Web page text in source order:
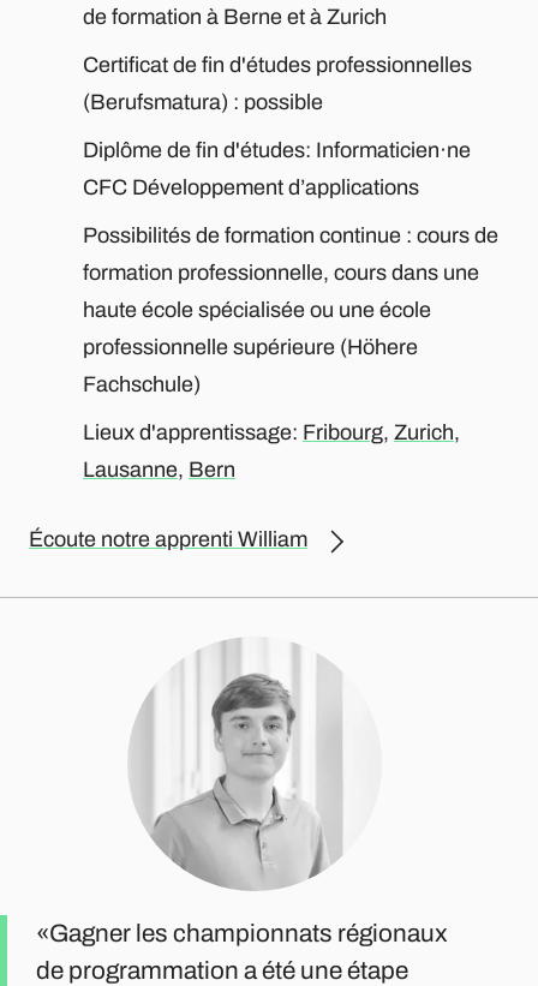
de formation à Berne et à Zurich
Certificat de fin d'études professionnelles
(Berufsmatura) : possible
Diplôme de fin d'études: Informaticien·ne
CFC Développement d’applications
Possibilités de formation continue : cours de
formation professionnelle, cours dans une
haute école spécialisée ou une école
professionnelle supérieure (Höhere
Fachschule)
Lieux d'apprentissage: Fribourg, Zurich,
Lausanne, Bern
Écoute notre apprenti William
Gagner les championnats régionaux
de programmation a été une étape